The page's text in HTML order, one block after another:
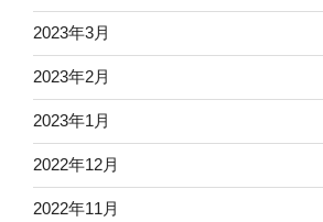
2023年3月
2023年2月
2023年1月
2022年12月
2022年11月